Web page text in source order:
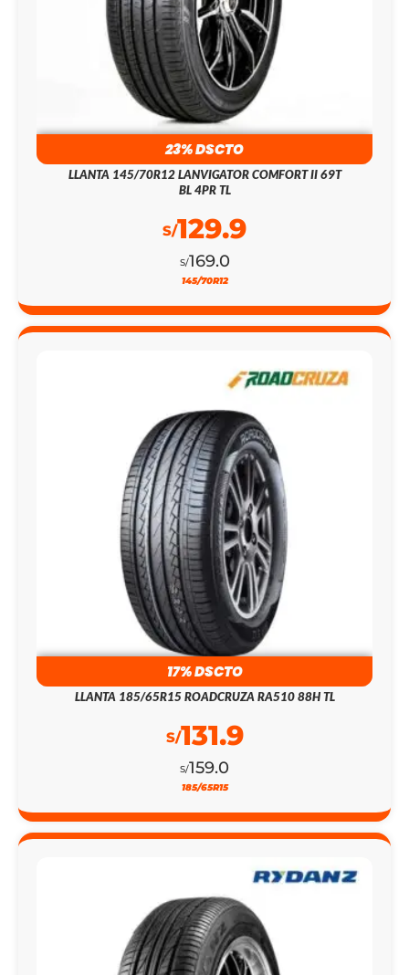
23% DSCTO
LLANTA 145/70R12 LANVIGATOR COMFORT II 69T
BL 4PR TL
S/169.0
S/129.9
145/70R12
17% DSCTO
LLANTA 185/65R15 ROADCRUZA RA510 88H TL
S/159.0
S/131.9
185/65R15